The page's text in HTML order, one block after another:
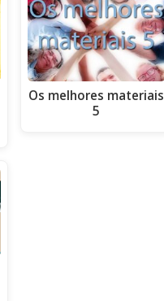
Os melhores materiais
5